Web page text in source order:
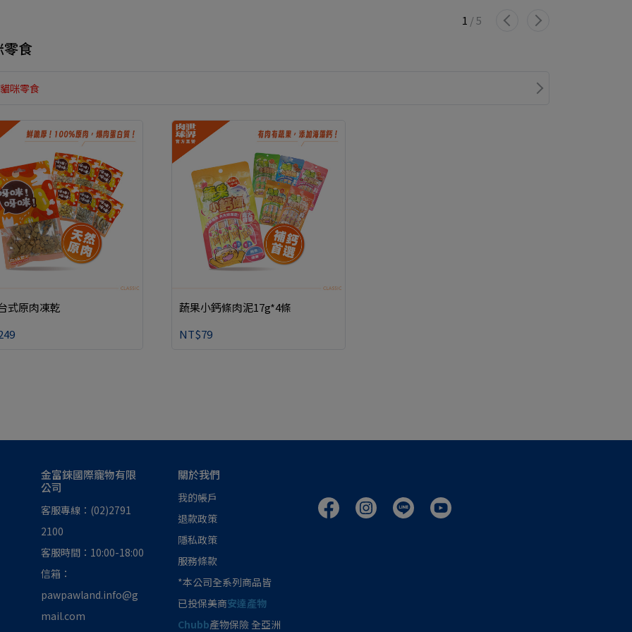
1 /5
食
貓咪零食
式原肉凍乾
蔬果小鈣條肉泥17g*4條
NT$79
金富錸國際寵物有限
公司
客服專線：(02)2791
2100
客服時間：10:00-18:00
信箱：
pawpawland.info@g
mail.com
關於我們
我的帳戶
退款政策
隱私政策
服務條款
*本公司全系列商品皆
已投保美商安達產物
Chubb產物保險 全亞洲